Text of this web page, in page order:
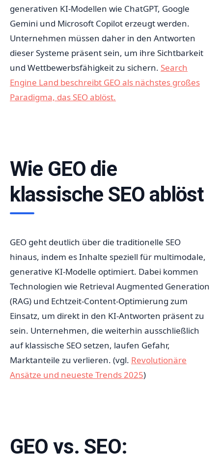
generativen KI-Modellen wie ChatGPT, Google
Gemini und Microsoft Copilot erzeugt werden.
Unternehmen müssen daher in den Antworten
dieser Systeme präsent sein, um ihre Sichtbarkeit
und Wettbewerbsfähigkeit zu sichern. Search
Engine Land beschreibt GEO als nächstes großes
Paradigma, das SEO ablöst.
Wie GEO die
klassische SEO ablöst
GEO geht deutlich über die traditionelle SEO
hinaus, indem es Inhalte speziell für multimodale,
generative KI-Modelle optimiert. Dabei kommen
Technologien wie Retrieval Augmented Generation
(RAG) und Echtzeit-Content-Optimierung zum
Einsatz, um direkt in den KI-Antworten präsent zu
sein. Unternehmen, die weiterhin ausschließlich
auf klassische SEO setzen, laufen Gefahr,
Marktanteile zu verlieren. (vgl. Revolutionäre
Ansätze und neueste Trends 2025)
GEO vs. SEO: